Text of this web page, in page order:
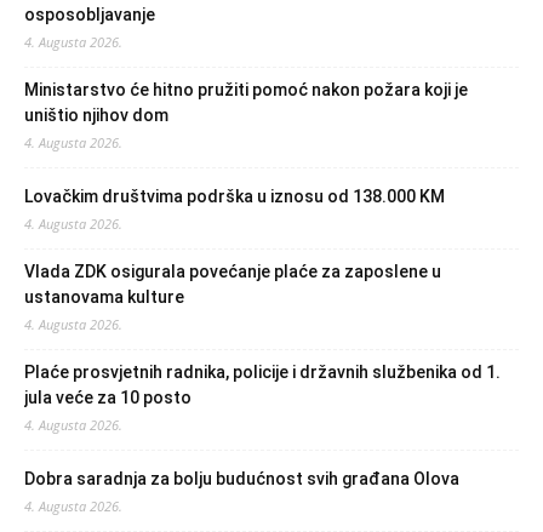
osposobljavanje
4. Augusta 2026.
Ministarstvo će hitno pružiti pomoć nakon požara koji je
uništio njihov dom
4. Augusta 2026.
Lovačkim društvima podrška u iznosu od 138.000 KM
4. Augusta 2026.
Vlada ZDK osigurala povećanje plaće za zaposlene u
ustanovama kulture
4. Augusta 2026.
Plaće prosvjetnih radnika, policije i državnih službenika od 1.
jula veće za 10 posto
4. Augusta 2026.
Dobra saradnja za bolju budućnost svih građana Olova
4. Augusta 2026.